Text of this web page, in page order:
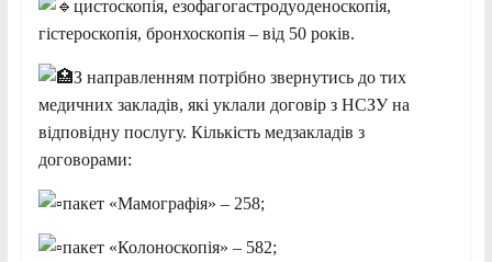
цистоскопія, езофагогастродуоденоскопія,
гістероскопія, бронхоскопія – від 50 років.
З направленням потрібно звернутись до тих
медичних закладів, які уклали договір з НСЗУ на
відповідну послугу. Кількість медзакладів з
договорами:
пакет «Мамографія» – 258;
пакет «Колоноскопія» – 582;